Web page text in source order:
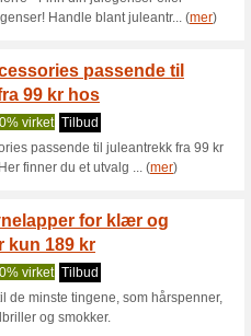
opptil 30
Vi